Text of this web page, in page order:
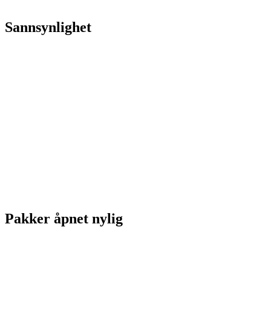
Sannsynlighet
Pakker åpnet nylig